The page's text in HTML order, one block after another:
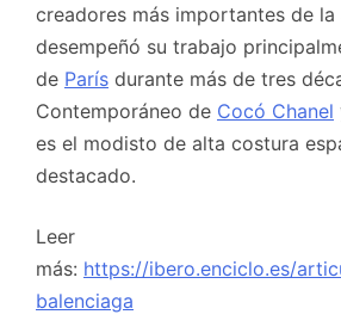
creadores más importantes de
desempeñó su trabajo
de París durante más de tres
Contemporáneo de Cocó Chanel
es el modisto de alta costura
destacado.
Leer
más: https://ibero.enciclo.es/
balenciaga